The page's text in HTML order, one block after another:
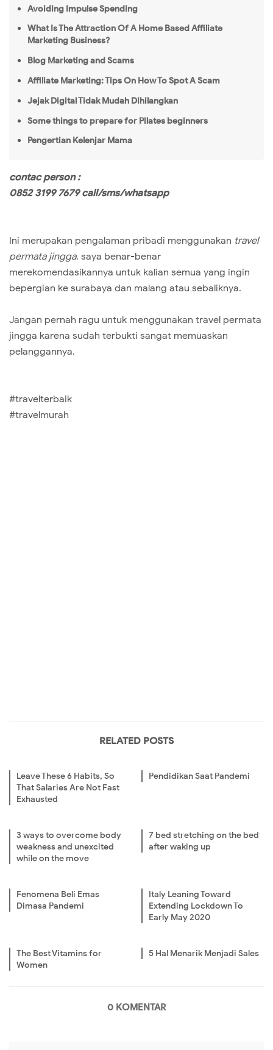
Avoiding Impulse Spending
What Is The Attraction Of A Home Based Affiliate
Marketing Business?
Blog Marketing and Scams
Affiliate Marketing: Tips On How To Spot A Scam
Jejak Digital Tidak Mudah Dihilangkan
Some things to prepare for Pilates beginners
Pengertian Kelenjar Mama
contac person :
0852 3199 7679 call/sms/whatsapp
Ini merupakan pengalaman pribadi menggunakan travel
permata jingga. saya benar-benar
merekomendasikannya untuk kalian semua yang ingin
bepergian ke surabaya dan malang atau sebaliknya.
Jangan pernah ragu untuk menggunakan travel permata
jingga karena sudah terbukti sangat memuaskan
pelanggannya.
#travelterbaik
#travelmurah
RELATED POSTS
Leave These 6 Habits, So
That Salaries Are Not Fast
Exhausted
Pendidikan Saat Pandemi
3 ways to overcome body
weakness and unexcited
while on the move
7 bed stretching on the bed
after waking up
Fenomena Beli Emas
Dimasa Pandemi
Italy Leaning Toward
Extending Lockdown To
Early May 2020
The Best Vitamins for
Women
5 Hal Menarik Menjadi Sales
0 KOMENTAR